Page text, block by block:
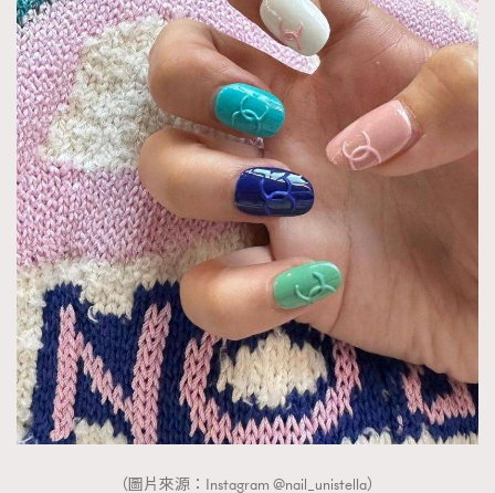
（圖片來源：Instagram @nail_unistella）